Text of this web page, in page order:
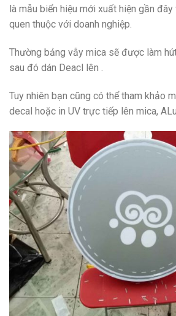
là mẫu biển hiệu mới xuất hiện gần
quen thuộc với doanh nghiệp.
Thường bảng vẫy mica sẽ được làm
sau đó dán Deacl lên .
Tuy nhiên bạn cũng có thể tham khảo
decal hoặc in UV trực tiếp lên mica, ALu